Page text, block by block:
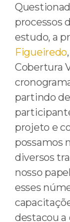
processos
estudo, a
Figueiredo
Cobertura
partindo
projeto e
possamos
diversos
nosso
esses
destacou